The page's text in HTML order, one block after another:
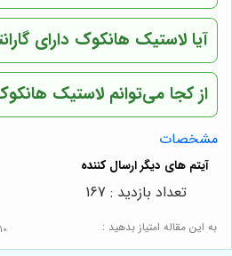
آیا لاستیک هانکوک دارای
از کجا می‌توانم لاستیک
مشخصات
به این مقاله امتیاز بدهید : 10
تعداد بازدید : 167